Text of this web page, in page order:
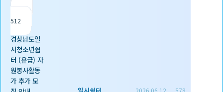
조회
512
경상남도일
시청소년쉼
터 (유급) 자
원봉사활동
가 추가 모
2026.06.12 578